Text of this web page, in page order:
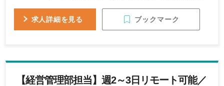
（５）新たなことへのチャレンジ精神 （６）英語
求人詳細を見る ブックマーク
【経営管理部担当】週2～3日リモート可能／